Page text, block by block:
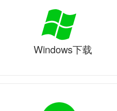
Windows下载